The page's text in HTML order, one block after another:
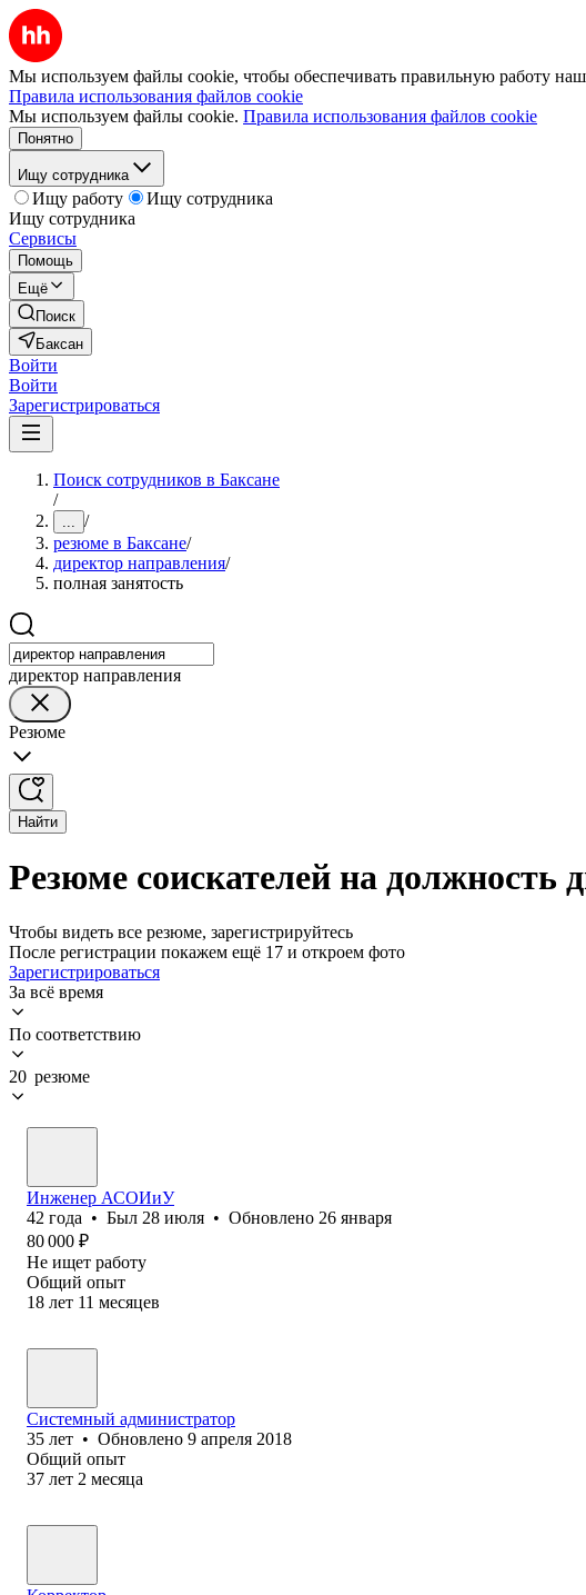
Мы используем файлы cookie, чтобы обеспечивать правильную работу
Правила использования файлов cookie
Мы используем файлы cookie. Правила использования файлов cookie
Понятно
Ищу сотрудника
Ищу работу
Ищу сотрудника
Ищу сотрудника
Сервисы
Помощь
Ещё
Поиск
Баксан
Войти
Войти
Зарегистрироваться
Поиск сотрудников в Баксане
/
... /
резюме в Баксане/
директор направления/
полная занятость
директор направления
Резюме
Найти
Резюме соискателей на должность
Чтобы видеть все резюме, зарегистрируйтесь
После регистрации покажем ещё 17 и откроем фото
Зарегистрироваться
За всё время
По соответствию
20 резюме
Инженер АСОИиУ
42 года • Был 28 июля • Обновлено 26 января
80 000 ₽
Не ищет работу
Общий опыт
18 лет 11 месяцев
Системный администратор
35 лет • Обновлено 9 апреля 2018
Общий опыт
37 лет 2 месяца